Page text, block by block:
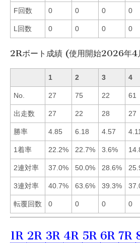
F回数 0 0 0 0
L回数 0 0 0 0
2Rボート成績 (使用開始2026年4
1 2 3 4
No. 27 75 22 61
出走数 27 22 28 27
勝率 4.85 6.18 4.57 4.11
1着率 22.2% 22.7% 3.6%
2連対率 37.0% 50.0% 28.6%
3連対率 40.7% 63.6% 39.3%
転覆回数 0 0 0 0
1R 2R 3R 4R 5R 6R 7R